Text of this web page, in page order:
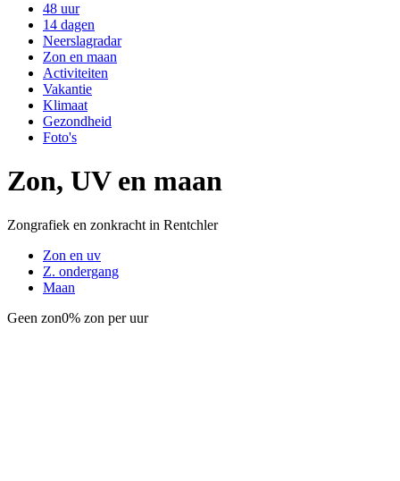
48 uur
14 dagen
Neerslagradar
Zon en maan
Activiteiten
Vakantie
Klimaat
Gezondheid
Foto's
Zon, UV en maan
Zongrafiek en zonkracht in Rentchler
Zon en uv
Z. ondergang
Maan
Geen zon0% zon per uur